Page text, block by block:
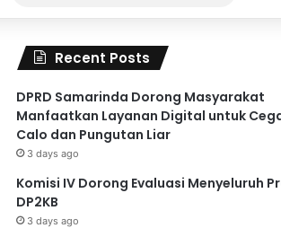
for
Recent Posts
DPRD Samarinda Dorong Masyarakat
Manfaatkan Layanan Digital untuk
Calo dan Pungutan Liar
3 days ago
Komisi IV Dorong Evaluasi Menyeluruh
DP2KB
3 days ago